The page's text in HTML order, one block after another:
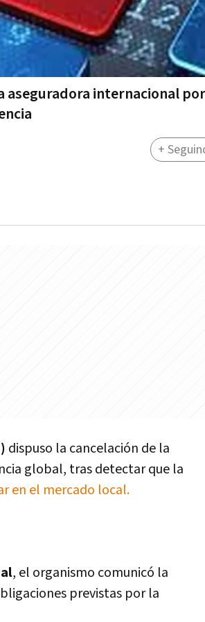
aseguradora internacional por
+
dispuso la cancelación de la
global, tras detectar que la
en el mercado local.
, el organismo comunicó la
previstas por la